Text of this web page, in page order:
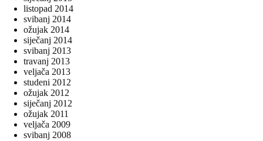
listopad 2014
svibanj 2014
ožujak 2014
siječanj 2014
svibanj 2013
travanj 2013
veljača 2013
studeni 2012
ožujak 2012
siječanj 2012
ožujak 2011
veljača 2009
svibanj 2008